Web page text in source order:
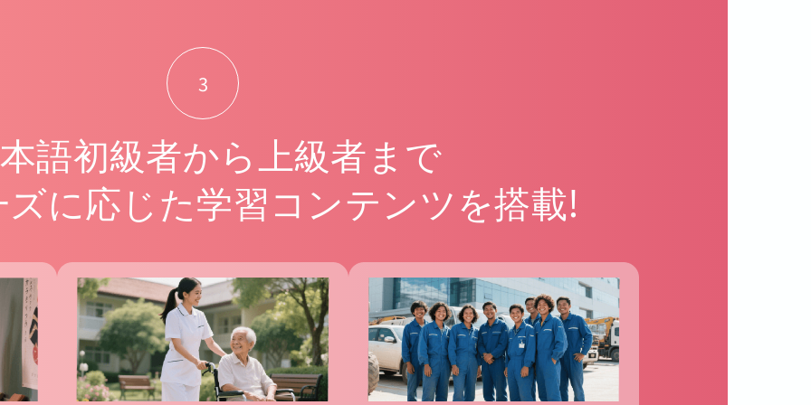
3
語初級者から上級者まで
に応じた学習コンテンツを搭載!